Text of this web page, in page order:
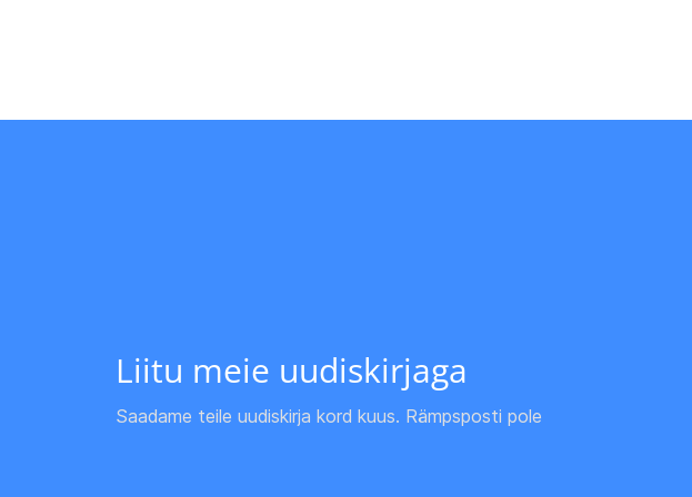
Liitu meie uudiskirjaga
Saadame teile uudiskirja kord kuus. Rämpsposti pole